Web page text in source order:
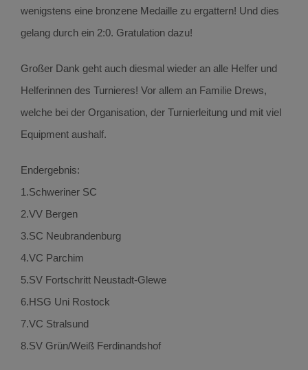
wenigstens eine bronzene Medaille zu ergattern! Und dies
gelang durch ein 2:0. Gratulation dazu!
Großer Dank geht auch diesmal wieder an alle Helfer und
Helferinnen des Turnieres! Vor allem an Familie Drews,
welche bei der Organisation, der Turnierleitung und mit viel
Equipment aushalf.
Endergebnis:
1.Schweriner SC
2.VV Bergen
3.SC Neubrandenburg
4.VC Parchim
5.SV Fortschritt Neustadt-Glewe
6.HSG Uni Rostock
7.VC Stralsund
8.SV Grün/Weiß Ferdinandshof